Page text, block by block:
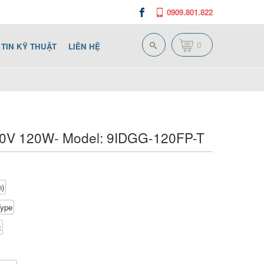
0909.801.822
KỸ THUẬT LIÊN HỆ 0
120W- Model: 9IDGG-120FP-T